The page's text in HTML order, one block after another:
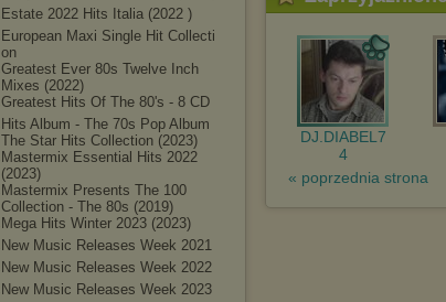
Estate 2022 Hits Italia (2022 )
European Maxi Single Hit Collecti
on
Greatest Ever 80s Twelve Inch
Mixes (2022)
Greatest Hits Of The 80's - 8 CD
Hits Album - The 70s Pop Album
The Star Hits Collection (2023)
Mastermix Essentia l Hits 2022
(2023)
Mastermix Presents The 100
Collection - The 80s (2019)
Mega Hits Winter 2023 (2023)
New Music Releases Week 2021
New Music Releases Week 2022
New Music Releases Week 2023
DJ.DIABEL7
4
« poprzednia strona